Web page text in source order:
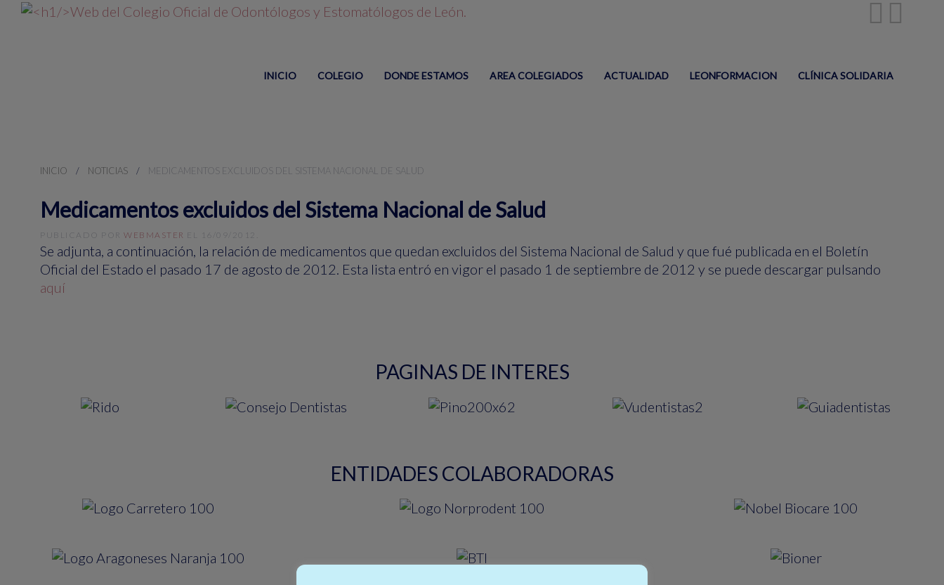
INICIO COLEGIO DONDE ESTAMOS AREA COLEGIADOS ACTUALIDAD LEONFORMACION CLÍNICA SOLIDARIA
INICIO NOTICIAS MEDICAMENTOS EXCLUIDOS DEL SISTEMA NACIONAL DE SALUD
Medicamentos excluidos del Sistema Nacional de Salud
PUBLICADO POR WEBMASTER EL 16/09/2012
Se adjunta, a continuación, la relación de medicamentos que quedan excluidos del Sistema Nacional de Salud y que fué publicada en el Boletín
Oficial del Estado el pasado 17 de agosto de 2012. Esta lista entró en vigor el pasado 1 de septiembre de 2012 y se puede descargar pulsando
aquí
PAGINAS DE INTERES
ENTIDADES COLABORADORAS